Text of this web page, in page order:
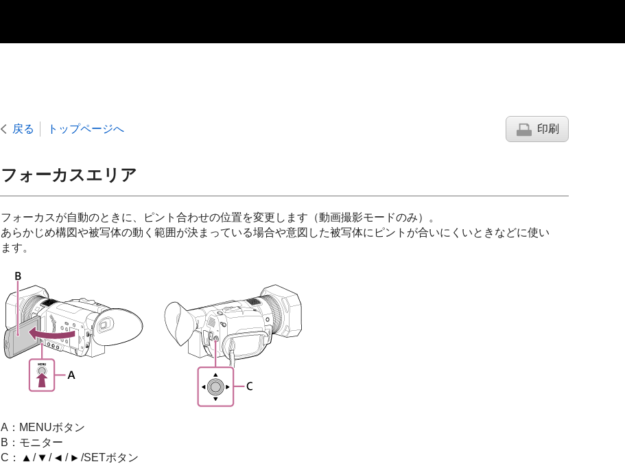
戻る トップページへ 印刷
フォーカスエリア
フォーカスが自動のときに、ピント合わせの位置を変更します（動画撮影モードのみ）。
あらかじめ構図や被写体の動く範囲が決まっている場合や意図した被写体にピントが合いにくいときなどに使い
ます。
A：MENUボタン
B：モニター
C：
/ / / /SETボタン